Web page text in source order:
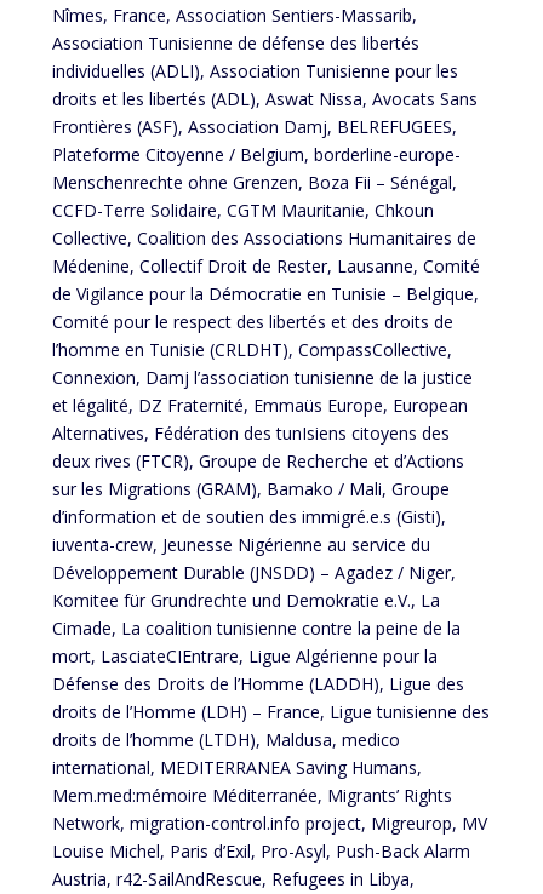
Nîmes, France, Association Sentiers-Massarib,
Association Tunisienne de défense des libertés
individuelles (ADLI), Association Tunisienne pour les
droits et les libertés (ADL), Aswat Nissa, Avocats Sans
Frontières (ASF), Association Damj, BELREFUGEES,
Plateforme Citoyenne / Belgium, borderline-europe-
Menschenrechte ohne Grenzen, Boza Fii – Sénégal,
CCFD-Terre Solidaire, CGTM Mauritanie, Chkoun
Collective, Coalition des Associations Humanitaires de
Médenine, Collectif Droit de Rester, Lausanne, Comité
de Vigilance pour la Démocratie en Tunisie – Belgique,
Comité pour le respect des libertés et des droits de
l’homme en Tunisie (CRLDHT), CompassCollective,
Connexion, Damj l’association tunisienne de la justice
et légalité, DZ Fraternité, Emmaüs Europe, European
Alternatives, Fédération des tunIsiens citoyens des
deux rives (FTCR), Groupe de Recherche et d’Actions
sur les Migrations (GRAM), Bamako / Mali, Groupe
d’information et de soutien des immigré.e.s (Gisti),
iuventa-crew, Jeunesse Nigérienne au service du
Développement Durable (JNSDD) – Agadez / Niger,
Komitee für Grundrechte und Demokratie e.V., La
Cimade, La coalition tunisienne contre la peine de la
mort, LasciateCIEntrare, Ligue Algérienne pour la
Défense des Droits de l’Homme (LADDH), Ligue des
droits de l’Homme (LDH) – France, Ligue tunisienne des
droits de l’homme (LTDH), Maldusa, medico
international, MEDITERRANEA Saving Humans,
Mem.med:mémoire Méditerranée, Migrants’ Rights
Network, migration-control.info project, Migreurop, MV
Louise Michel, Paris d’Exil, Pro-Asyl, Push-Back Alarm
Austria, r42-SailAndRescue, Refugees in Libya,